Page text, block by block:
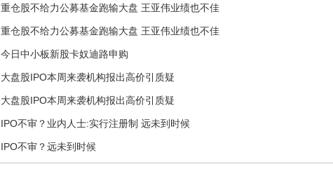
重仓股不给力公募基金跑输大盘 王亚伟业绩也不佳
重仓股不给力公募基金跑输大盘 王亚伟业绩也不佳
今日中小板新股卡奴迪路申购
大盘股IPO本周来袭机构报出高价引质疑
大盘股IPO本周来袭机构报出高价引质疑
IPO不审？业内人士:实行注册制 远未到时候
IPO不审？远未到时候